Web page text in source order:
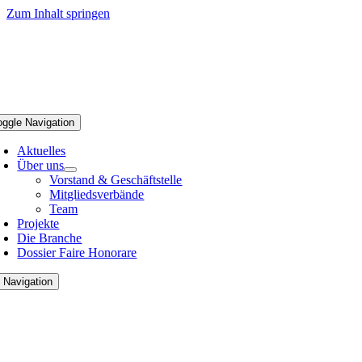
Zum Inhalt springen
Navigation
Aktuelles
Über uns
Vorstand & Geschäftstelle
Mitgliedsverbände
Team
Projekte
Die Branche
Dossier Faire Honorare
Navigation